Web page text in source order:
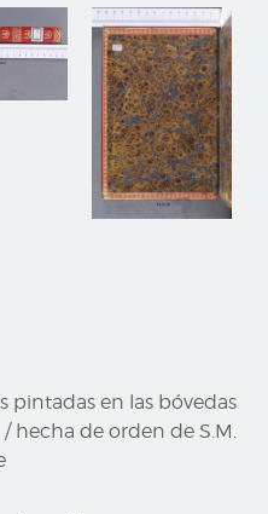
pintadas en las bóvedas
hecha de orden de S.M.